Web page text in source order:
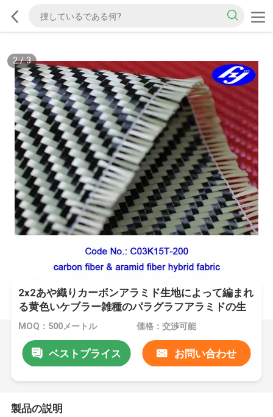
2/3
2x2あや織りカーボンアラミド生地によって編まれ
る黄色いケブラー雑種のパラグラフアラミドの生
地
MOQ：500メートル 価格：交渉可能
ベストプライス お問い合わせ
製品の説明